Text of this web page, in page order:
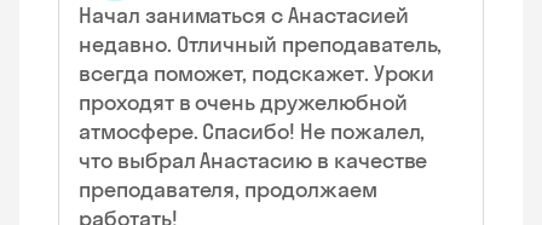
Начал заниматься с Анастасией
недавно. Отличный преподаватель,
всегда поможет, подскажет. Уроки
проходят в очень дружелюбной
атмосфере. Спасибо! Не пожалел,
что выбрал Анастасию в качестве
преподавателя, продолжаем
работать!